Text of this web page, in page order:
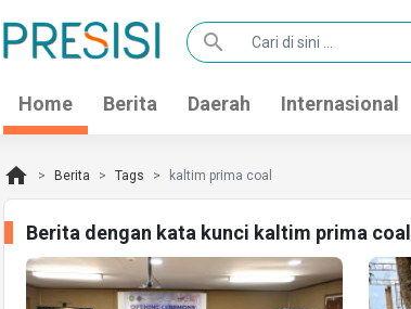
search
Home Berita Daerah Internasional
home Berita Tags kaltim prima coal
Berita dengan kata kunci kaltim prima coal